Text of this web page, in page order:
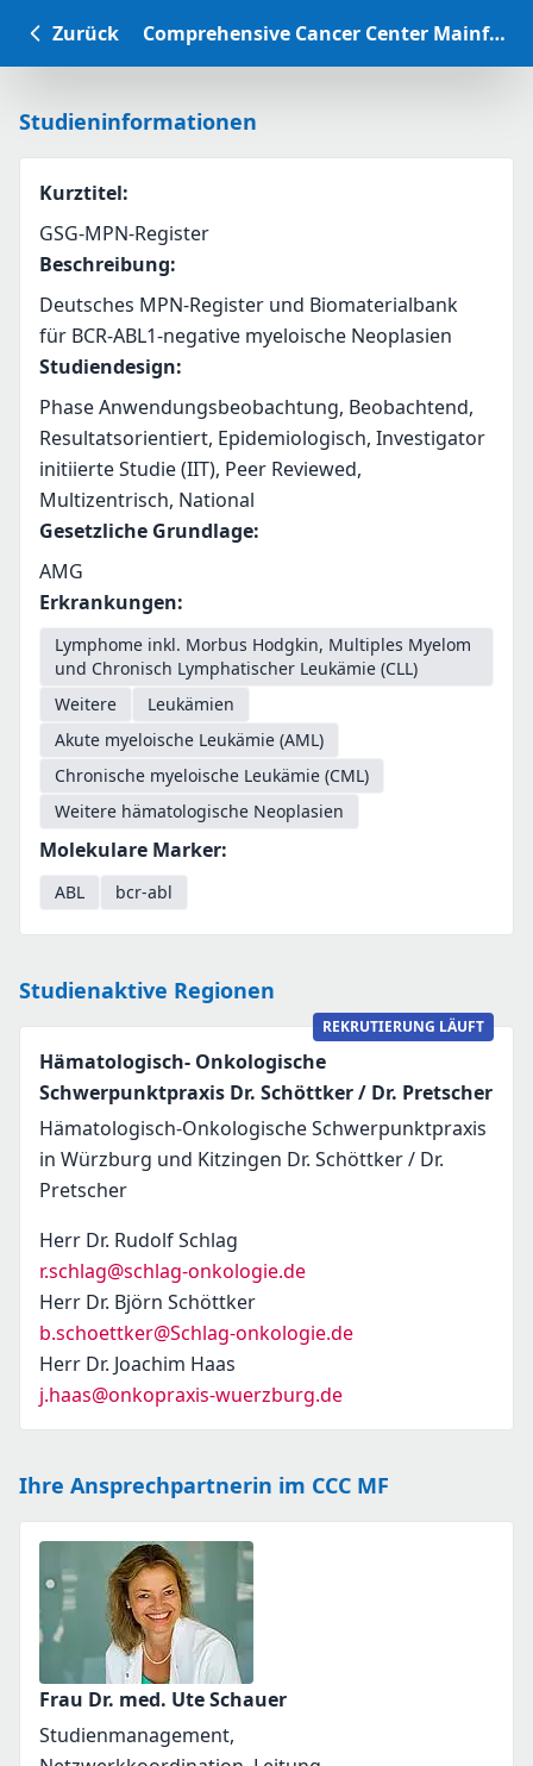
Zurück Comprehensive Cancer Center Mainfranken Studiendatenbank
Studieninformationen
Kurztitel:
GSG-MPN-Register
Beschreibung:
Deutsches MPN-Register und Biomaterialbank
für BCR-ABL1-negative myeloische Neoplasien
Studiendesign:
Phase Anwendungsbeobachtung, Beobachtend,
Resultatsorientiert, Epidemiologisch, Investigator
initiierte Studie (IIT), Peer Reviewed,
Multizentrisch, National
Gesetzliche Grundlage:
AMG
Erkrankungen:
Lymphome inkl. Morbus Hodgkin, Multiples Myelom
und Chronisch Lymphatischer Leukämie (CLL)
Weitere
Leukämien
Akute myeloische Leukämie (AML)
Chronische myeloische Leukämie (CML)
Weitere hämatologische Neoplasien
Molekulare Marker:
ABL bcr-abl
Studienaktive Regionen
REKRUTIERUNG LÄUFT
Hämatologisch- Onkologische
Schwerpunktpraxis Dr. Schöttker / Dr. Pretscher
Hämatologisch-Onkologische Schwerpunktpraxis
in Würzburg und Kitzingen Dr. Schöttker / Dr.
Pretscher
Herr Dr. Rudolf Schlag
r.schlag@schlag-onkologie.de
Herr Dr. Björn Schöttker
b.schoettker@Schlag-onkologie.de
Herr Dr. Joachim Haas
j.haas@onkopraxis-wuerzburg.de
Ihre Ansprechpartnerin im CCC MF
Frau Dr. med. Ute Schauer
Studienmanagement,